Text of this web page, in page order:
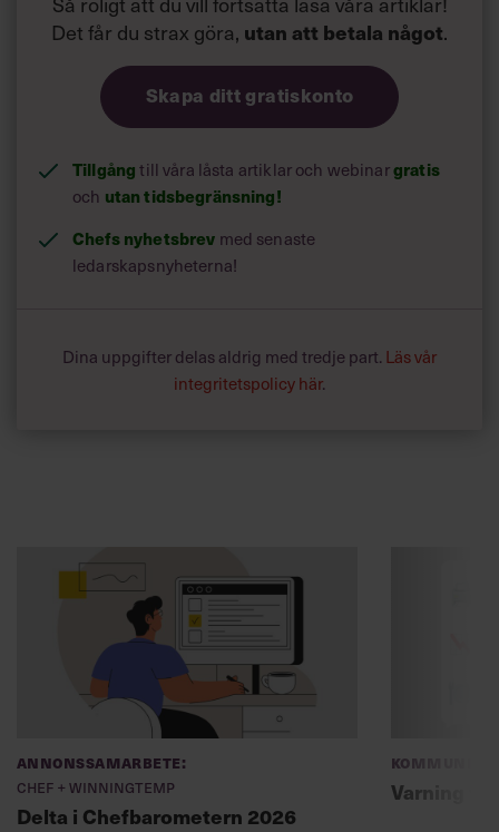
Det får du strax göra, utan att betala något.
Skapa ditt gratiskonto
Tillgångtill våra låsta artiklar och webinargratis
och utan tidsbegränsning!
Chefs nyhetsbrev med senaste
ledarskapsnyheterna!
Dina uppgifter delas aldrig med tredje part. Läs vår
integritetspolicy här.
Annonssamarbete:
Chef + Winningtemp
Delta i Chefbarometern 2026
Varning